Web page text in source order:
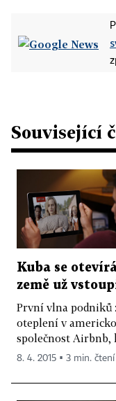
Související
Kuba se
země už
První vlna podniků
oteplení v
společnost Airbnb,
8. 4. 2015 ▪ 3 min. čtení